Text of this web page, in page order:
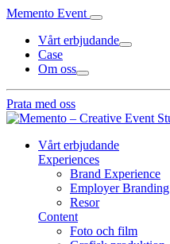
Memento Event
Vårt erbjudande
Case
Om oss
Prata med oss
Vårt erbjudande
Experiences
Brand Experience
Employer Branding
Resor
Content
Foto och film